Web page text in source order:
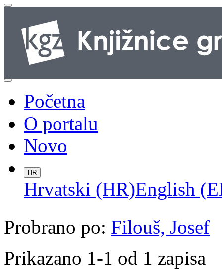
Početna
O portalu
Novo
HR
Hrvatski (HR)English
Probrano po: Filouš, Josef
Prikazano 1-1 od 1 zapisa